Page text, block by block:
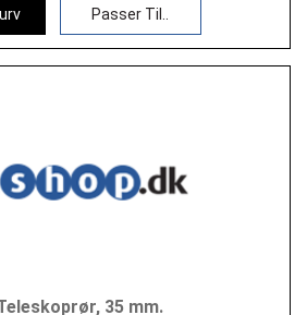
Passer Til..
35 mm.